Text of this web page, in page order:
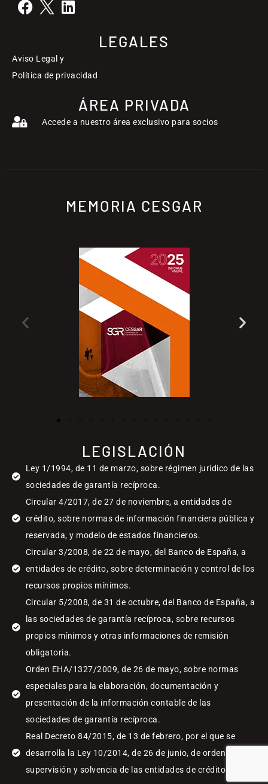
LEGALES
Aviso Legal y
Política de privacidad
ÁREA PRIVADA
Accede a nuestro área exclusivo para socios
MEMORIA CESGAR
LEGISLACIÓN
Ley 1/1994, de 11 de marzo, sobre régimen jurídico de las
sociedades de garantía recíproca.
Circular 4/2017, de 27 de noviembre, a entidades de
crédito, sobre normas de información financiera pública y
reservada, y modelo de estados financieros.
Circular 3/2008, de 22 de mayo, del Banco de España, a
entidades de crédito, sobre determinación y control de los
recursos propios mínimos.
Circular 5/2008, de 31 de octubre, del Banco de España, a
las sociedades de garantía recíproca, sobre recursos
propios mínimos y otras informaciones de remisión
obligatoria.
Orden EHA/1327/2009, de 26 de mayo, sobre normas
especiales para la elaboración, documentación y
presentación de la información contable de las
sociedades de garantía recíproca.
Real Decreto 84/2015, de 13 de febrero, por el que se
desarrolla la Ley 10/2014, de 26 de junio, de ordenación,
supervisión y solvencia de las entidades de crédito.